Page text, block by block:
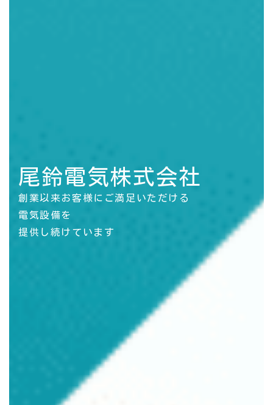
尾鈴電気株式会社
創業以来お客様にご満足いただける
電気設備を
提供し続けています